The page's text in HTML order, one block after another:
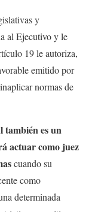
y
al Ejecutivo y le
19 le autoriza,
emitido por
normas de
también es un
actuar como juez
cuando su
como
determinada